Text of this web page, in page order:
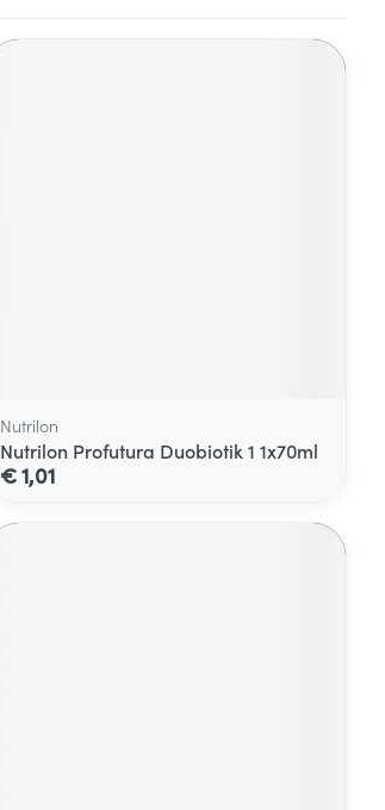
Nutrilon
Nutrilon Profutura Duobiotik 1 1x70ml
€ 1,01